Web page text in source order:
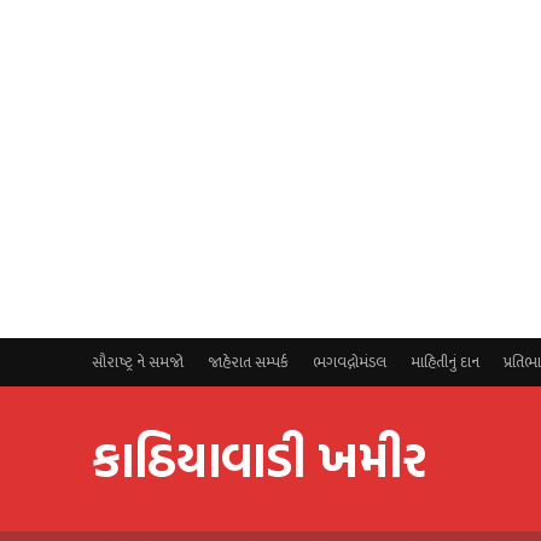
સૌરાષ્ટ્ર ને સમજો જાહેરાત સમ્પર્ક ભગવદ્ગોમંડલ માહિતીનું દાન
કાઠિયાવાડી ખમીર